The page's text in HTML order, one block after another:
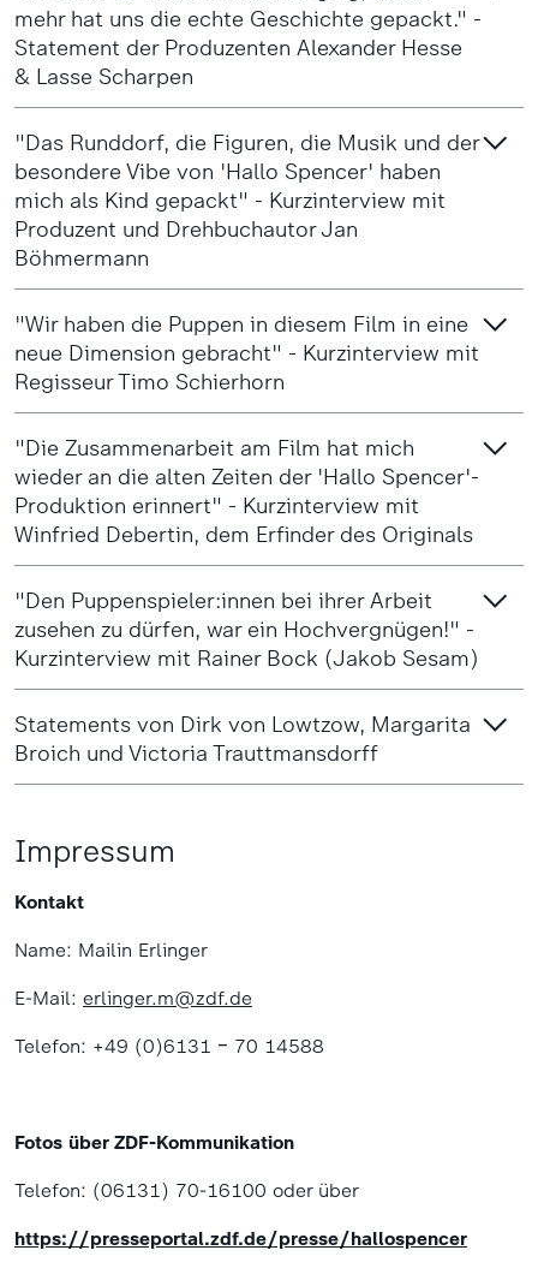
mehr hat uns die echte Geschichte gepackt." -
Statement der Produzenten Alexander Hesse
& Lasse Scharpen
"Das Runddorf, die Figuren, die Musik und der
besondere Vibe von 'Hallo Spencer' haben
mich als Kind gepackt" - Kurzinterview mit
Produzent und Drehbuchautor Jan
Böhmermann
"Wir haben die Puppen in diesem Film in eine
neue Dimension gebracht" - Kurzinterview mit
Regisseur Timo Schierhorn
"Die Zusammenarbeit am Film hat mich
wieder an die alten Zeiten der 'Hallo Spencer'-
Produktion erinnert" - Kurzinterview mit
Winfried Debertin, dem Erfinder des Originals
"Den Puppenspieler:innen bei ihrer Arbeit
zusehen zu dürfen, war ein Hochvergnügen!" -
Kurzinterview mit Rainer Bock (Jakob Sesam)
Statements von Dirk von Lowtzow, Margarita
Broich und Victoria Trauttmansdorff
Impressum
Kontakt
Name: Mailin Erlinger
E-Mail: erlinger.m@zdf.de
Telefon: +49 (0)6131 ‒ 70 14588
Fotos über ZDF-Kommunikation
Telefon: (06131) 70-16100 oder über
https://presseportal.zdf.de/presse/hallospencer